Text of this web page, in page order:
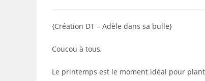
publication :
{Création DT – Adèle dans sa bulle}
Coucou à tous,
Le printemps est le moment idéal pour